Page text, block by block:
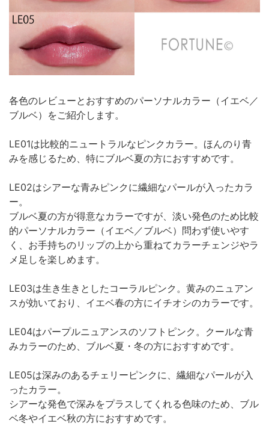
各色のレビューとおすすめのパーソナルカラー（イエベ／
ブルベ）をご紹介します。
LE01は比較的ニュートラルなピンクカラー。ほんのり青
みを感じるため、特にブルベ夏の方におすすめです。
LE02はシアーな青みピンクに繊細なパールが入ったカラ
ー。
ブルベ夏の方が得意なカラーですが、淡い発色のため比較
的パーソナルカラー（イエベ／ブルベ）問わず使いやす
く、お手持ちのリップの上から重ねてカラーチェンジやラ
メ足しを楽しめます。
LE03は生き生きとしたコーラルピンク。黄みのニュアン
スが効いており、イエベ春の方にイチオシのカラーです。
LE04はパープルニュアンスのソフトピンク。クールな青
みカラーのため、ブルベ夏・冬の方におすすめです。
LE05は深みのあるチェリーピンクに、繊細なパールが入
ったカラー。
シアーな発色で深みをプラスしてくれる色味のため、ブル
ベ冬やイエベ秋の方におすすめです。